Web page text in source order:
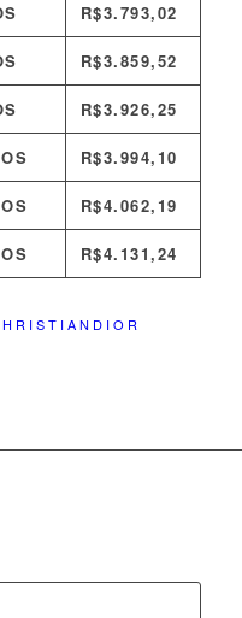
R$3.793,02
R$3.859,52
R$3.926,25
R$3.994,10
R$4.062,19
R$4.131,24
R I S T I A N D I O R